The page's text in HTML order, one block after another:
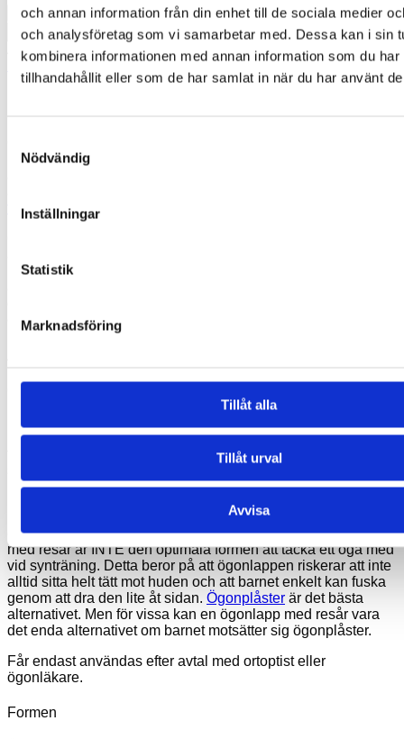
och annan information från din enhet till de sociala medier
och analysföretag som vi samarbetar med. Dessa kan i sin
kombinera informationen med annan information som du har
tillhandahållit eller som de har samlat in när du har använt
Nödvändig
Inställningar
Statistik
Marknadsföring
Tillåt alla
Tillåt urval
Avvisa
Ögonlapp
med
resår
-
Orange
Lägg till i varukorg
Artikelnr: KF-EL-R-036 Kategori:
Ögonlappar med resår för
barn
Exempelvis i samband med lazy eye (amblyopi). Denna typ
för glasögon.
Den kan användas igen och igen och kan användas för
efterföljande lufttorkning.
Placera ögonlappen framför ögat som ska täckas under
träningen och sätt resåret runt huvudet. Se till att ögonlappen
inte kan kika ut.
De kan användas som ett alternativ till ögonplåster eller som
ett komplement om huden behöver tillfällig vila. Ögonlappar
med resår är INTE den optimala formen att täcka ett öga med
vid synträning. Detta beror på att ögonlappen riskerar att inte
alltid sitta helt tätt mot huden och att barnet enkelt kan fuska
genom att dra den lite åt sidan. Ögonplåster är det bästa
alternativet. Men för vissa kan en ögonlapp med resår vara
det enda alternativet om barnet motsätter sig ögonplåster.
Får endast användas efter avtal med ortoptist eller
ögonläkare.
Formen